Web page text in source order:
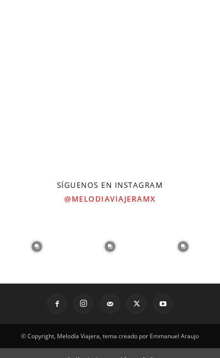
SÍGUENOS EN INSTAGRAM
@MELODIAVIAJERAMX
© Copyright, Melodía Viajera, tema creado por Emmanuel Araujo